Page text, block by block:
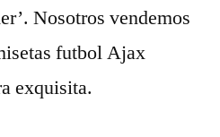
Nosotros vendemos
futbol Ajax
exquisita.